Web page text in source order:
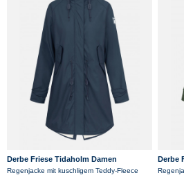
Derbe Friese Tidaholm Damen
Regenmantel Dunkelblau Gefüttert
Regenjacke mit kuschligem Teddy-Fleece
Derbe